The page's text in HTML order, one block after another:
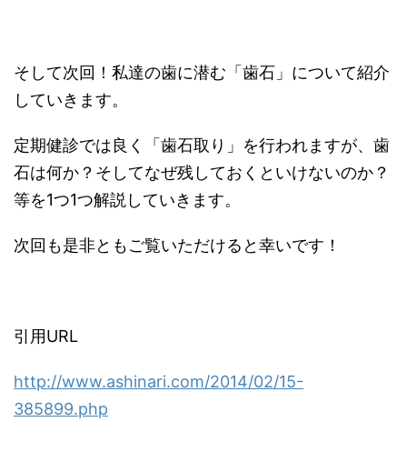
そして次回！私達の歯に潜む「歯石」について紹介
していきます。
定期健診では良く「歯石取り」を行われますが、歯
石は何か？そしてなぜ残しておくといけないのか？
等を1つ1つ解説していきます。
次回も是非ともご覧いただけると幸いです！
引用URL
http://www.ashinari.com/2014/02/15-
385899.php